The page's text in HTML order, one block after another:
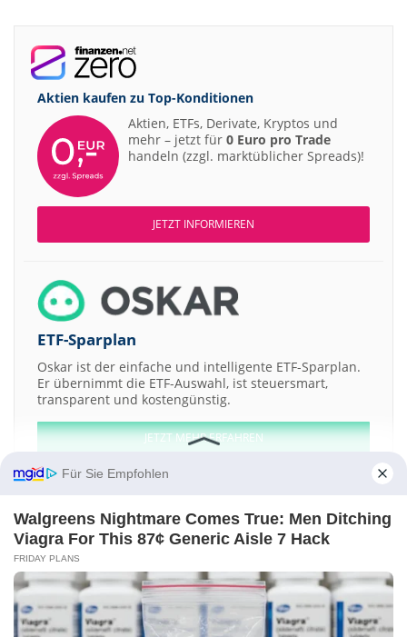
Aktien kaufen zu Top-Konditionen
Aktien, ETFs, Derivate, Kryptos und
mehr – jetzt für 0 Euro pro Trade
handeln (zzgl. marktüblicher Spreads)!
JETZT INFORMIEREN
ETF-Sparplan
Oskar ist der einfache und intelligente ETF-Sparplan.
Er übernimmt die ETF-Auswahl, ist steuersmart,
transparent und kostengünstig.
JETZT MEHR ERFAHREN
Aktien ATX DAX EuroStoxx 50 Dow Jones NASDAQ 100 Nikkei 225
Weitere Aktien:
Sprint Nextel QLT Intraware SPAR Handels vz. Ascential Software
Für Sie Empfohlen
Walgreens Nightmare Comes True: Men Ditching
Viagra For This 87¢ Generic Aisle 7 Hack
FRIDAY PLANS